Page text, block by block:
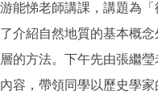
游能悌老師講課，講題為
了介紹自然地質的基本概
層的方法。下午先由張繼
內容，帶領同學以歷史學